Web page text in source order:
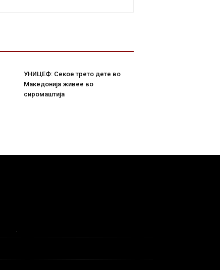
УНИЦЕФ: Секое трето дете во
Македонија живее во
сиромаштија